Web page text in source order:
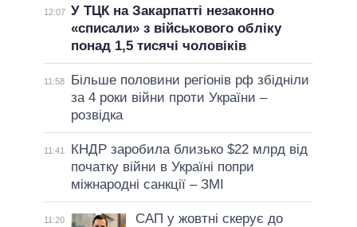
12:07 У ТЦК на Закарпатті незаконно
«списали» з військового обліку
понад 1,5 тисячі чоловіків
11:58
Більше половини регіонів рф збідніли
за 4 роки війни проти України –
розвідка
11:41
КНДР заробила близько $22 млрд від
початку війни в Україні попри
міжнародні санкції – ЗМІ
11:20
САП у жовтні скерує до